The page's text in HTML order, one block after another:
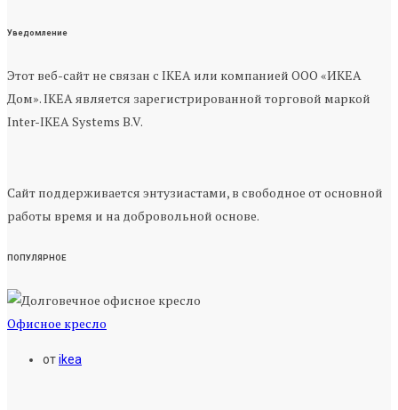
Уведомление
Этот веб-сайт не связан с IKEA или компанией ООО «ИКЕА
Дом». IKEA является зарегистрированной торговой маркой
Inter-IKEA Systems B.V.
Сайт поддерживается энтузиастами, в свободное от основной
работы время и на добровольной основе.
ПОПУЛЯРНОЕ
Офисное кресло
отikea